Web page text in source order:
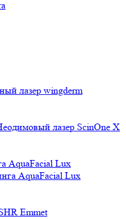
AquaFacial Lux
Emmet